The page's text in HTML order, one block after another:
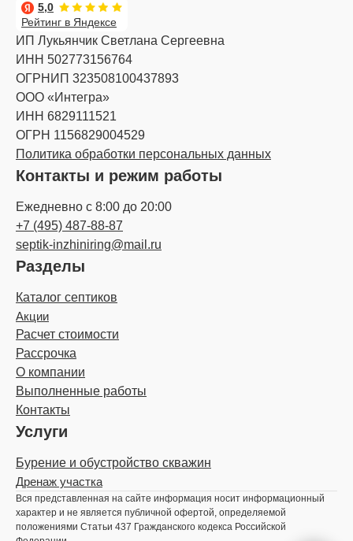
Рейтинг в Яндексе
5,0
ИП Лукьянчик Светлана Сергеевна
ИНН 502773156764
ОГРНИП 323508100437893
ООО «Интегра»
ИНН 6829111521
ОГРН 1156829004529
Политика обработки персональных данных
Контакты и режим работы
Ежедневно с 8:00 до 20:00
+7 (495) 487-88-87
septik-inzhiniring@mail.ru
Разделы
Каталог септиков
Акции
Расчет стоимости
Рассрочка
О компании
Выполненные работы
Контакты
Услуги
Бурение и обустройство скважин
Дренаж участка
Вся представленная на сайте информация носит информационный
характер и не является публичной офертой, определяемой
положениями Статьи 437 Гражданского кодекса Российской